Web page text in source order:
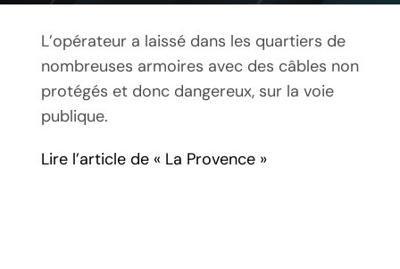
L’opérateur a laissé dans les quartiers de
nombreuses armoires avec des câbles non
protégés et donc dangereux, sur la voie
publique.
Lire l’article de « La Provence »